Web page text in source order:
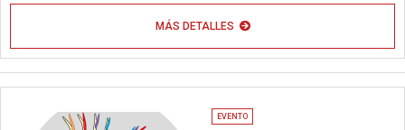
MÁS DETALLES
EVENTO